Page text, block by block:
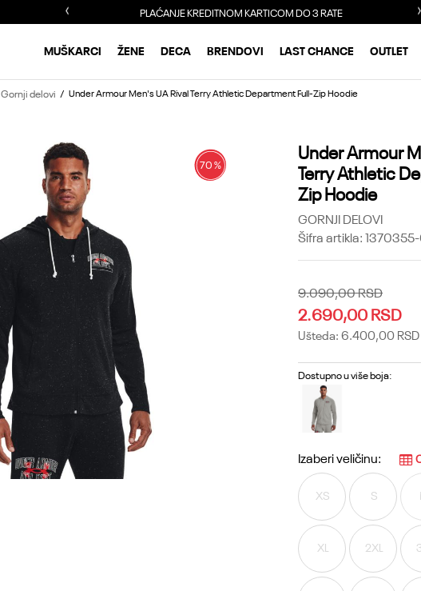
PLAĆANJE KREDITNOM KARTICOM DO 3 RATE
MUŠKARCI ŽENE DECA BRENDOVI LAST CHANCE OUTLET
Gornji delovi Under Armour Men's UA Rival Terry Athletic Department Full-Zip Hoodie
70%
Under Armour
Terry Athletic
Zip Hoodie
GORNJI DELOVI
Šifra artikla:
9.090,00RSD
2.690,00RSD
Ušteda: 6.400,00 RSD
Dostupno u više boja:
Izaberi veličinu:
XS S
XL 2XL